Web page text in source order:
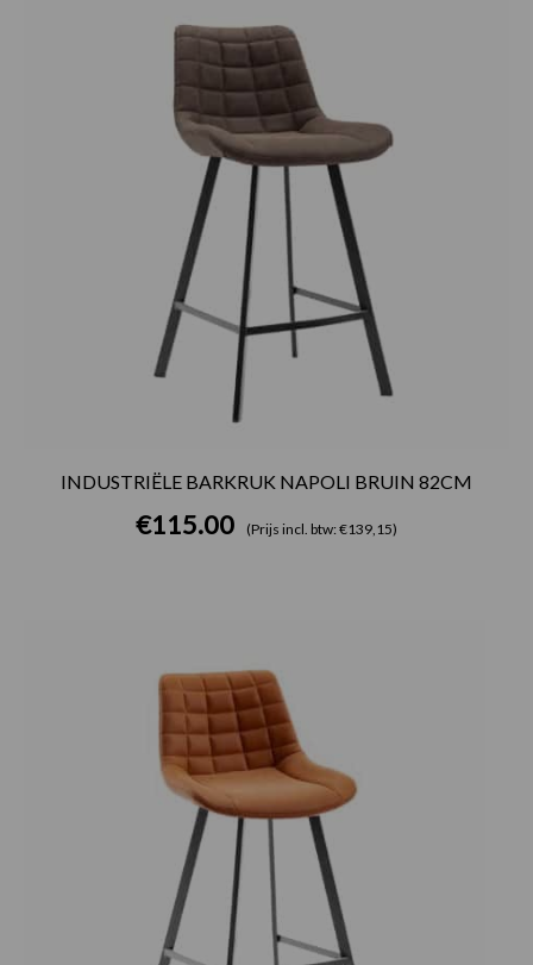
INDUSTRIËLE BARKRUK NAPOLI BRUIN 82CM
€115.00 (Prijs incl. btw: €139,15)